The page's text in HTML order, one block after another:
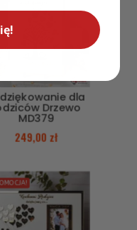
dla
Drzewo
MD379
249,00zł